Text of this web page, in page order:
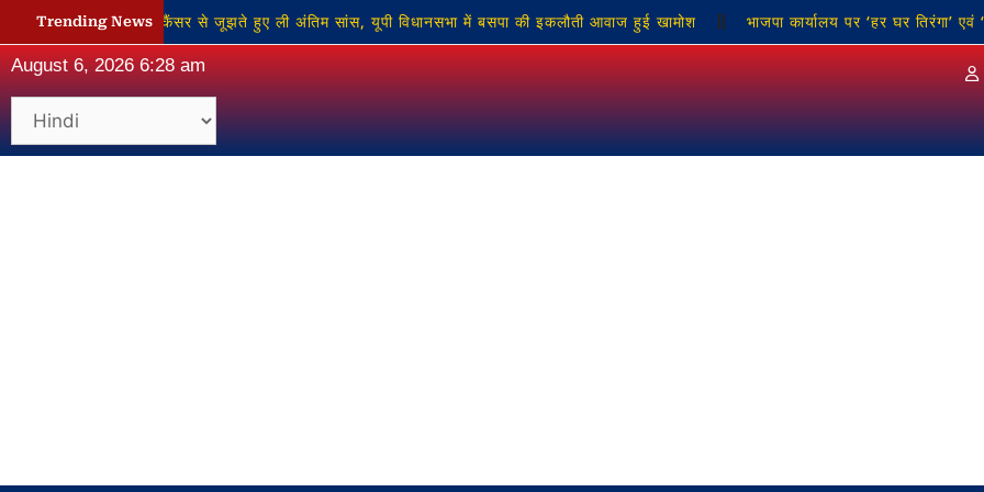
Trending News
सिंह का निधन: कैंसर से जूझते हुए ली अंतिम सांस, यूपी विधानसभा में बसपा की इकलौती आवाज हुई खामोश भाजपा कार्यालय पर ‘हर घर तिरंगा’ एवं
August 6, 2026 6:28 am